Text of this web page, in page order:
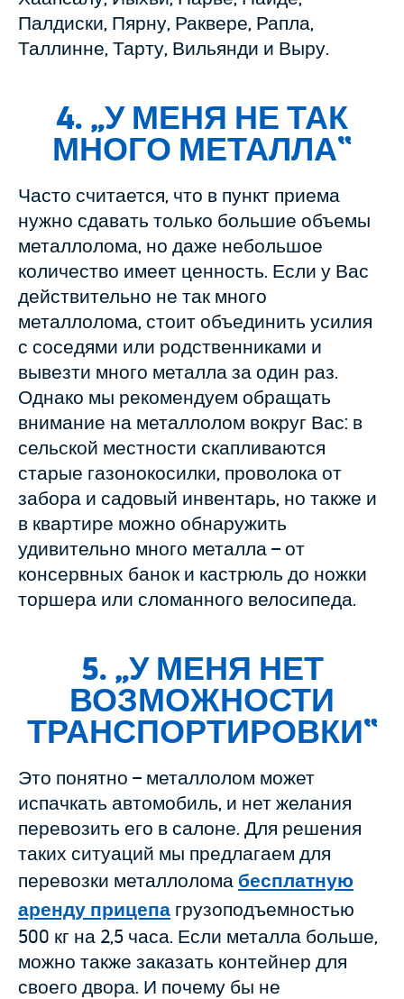
Палдиски, Пярну, Раквере, Рапла,
Таллинне, Тарту, Вильянди и Выру.
4. „У МЕНЯ НЕ ТАК
МНОГО МЕТАЛЛА“
Часто считается, что в пункт приема
нужно сдавать только большие объемы
металлолома, но даже небольшое
количество имеет ценность. Если у Вас
действительно не так много
металлолома, стоит объединить усилия
с соседями или родственниками и
вывезти много металла за один раз.
Однако мы рекомендуем обращать
внимание на металлолом вокруг Вас: в
сельской местности скапливаются
старые газонокосилки, проволока от
забора и садовый инвентарь, но также и
в квартире можно обнаружить
удивительно много металла – от
консервных банок и кастрюль до ножки
торшера или сломанного велосипеда.
5. „У МЕНЯ НЕТ
ВОЗМОЖНОСТИ
ТРАНСПОРТИРОВКИ “
Это понятно – металлолом может
испачкать автомобиль, и нет желания
перевозить его в салоне. Для решения
таких ситуаций мы предлагаем для
перевозки металлолома бесплатную
аренду прицепа грузоподъемностью
500 кг на 2,5 часа. Если металла больше,
можно также заказать контейнер для
своего двора. И почему бы не